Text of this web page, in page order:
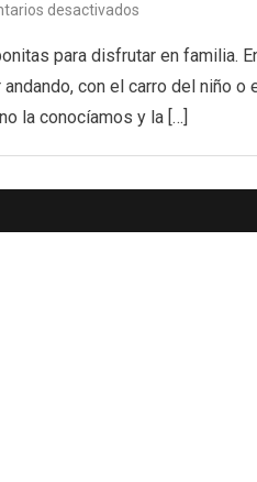
desactivados
para disfrutar en familia.
con el carro del niño o
la conocíamos y la […]